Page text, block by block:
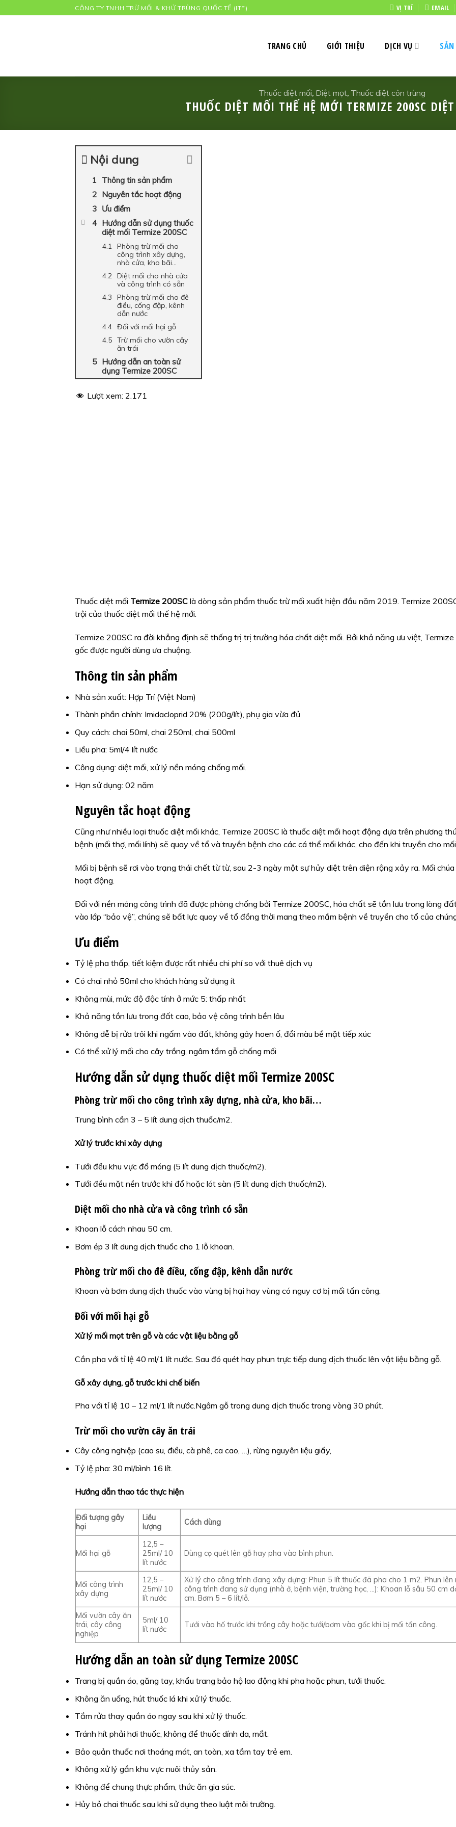
to
CÔNG TY TNHH TRỪ MỐI & KHỬ TRÙNG QUỐC TẾ (ITF) VỊ TRÍ EMAIL
TRANG CHỦ GIỚI THIỆU DỊCH VỤ
Thuốc diệt mối, Diệt mọt, Thuốc diệt côn trùng
THUỐC DIỆT MỐI THẾ HỆ MỚI TERMIZE 200SC
Nội dung
Thông tin sản phẩm
Nguyên tắc hoạt động
Ưu điểm
Hướng dẫn sử dụng thuốc
diệt mối Termize 200SC
Phòng trừ mối cho
công trình xây dựng,
nhà cửa, kho bãi…
Diệt mối cho nhà cửa
và công trình có sẵn
Phòng trừ mối cho đê
điều, cống đập, kênh
dẫn nước
Đối với mối hại gỗ
Trừ mối cho vườn cây
ăn trái
Hướng dẫn an toàn sử
dụng Termize 200SC
Lượt xem: 2.171
Thuốc diệt mối Termize 200SC là dòng sản phẩm thuốc trừ mối xuất hiện đầu năm 2019. Termize
trội của thuốc diệt mối thế hệ mới.
Termize 200SC ra đời khẳng định sẽ thống trị trị trường hóa chất diệt mối. Bởi khả năng ưu việt,
gốc được người dùng ưa chuộng.
Thông tin sản phẩm
Nhà sản xuất: Hợp Trí (Việt Nam)
Thành phần chính: Imidacloprid 20% (200g/lít), phụ gia vừa đủ
Quy cách: chai 50ml, chai 250ml, chai 500ml
Liều pha: 5ml/4 lít nước
Công dụng: diệt mối, xử lý nền móng chống mối.
Hạn sử dụng: 02 năm
Nguyên tắc hoạt động
Cũng như nhiều loại thuốc diệt mối khác, Termize 200SC là thuốc diệt mối hoạt động dựa trên phương
bệnh (mối thợ, mối lính) sẽ quay về tổ và truyền bệnh cho các cá thể mối khác, cho đến khi truyền cho
Mối bị bệnh sẽ rơi vào trạng thái chết từ từ, sau 2-3 ngày một sự hủy diệt trên diện rộng xảy ra. Mối
hoạt động.
Đối với nền móng công trình đã được phòng chống bởi Termize 200SC, hóa chất sẽ tồn lưu trong lòng
vào lớp “bảo vệ”, chúng sẽ bất lực quay về tổ đồng thời mang theo mầm bệnh về truyền cho tổ của
Ưu điểm
Tỷ lệ pha thấp, tiết kiệm được rất nhiều chi phí so với thuê dịch vụ
Có chai nhỏ 50ml cho khách hàng sử dụng ít
Không mùi, mức độ độc tính ở mức 5: thấp nhất
Khả năng tồn lưu trong đất cao, bảo vệ công trình bền lâu
Không dễ bị rửa trôi khi ngấm vào đất, không gây hoen ố, đổi màu bề mặt tiếp xúc
Có thể xử lý mối cho cây trồng, ngâm tẩm gỗ chống mối
Hướng dẫn sử dụng thuốc diệt mối Termize 200SC
Phòng trừ mối cho công trình xây dựng, nhà cửa, kho bãi…
Trung bình cần 3 – 5 lít dung dịch thuốc/m2.
Xử lý trước khi xây dựng
Tưới đều khu vực đổ móng (5 lít dung dịch thuốc/m2).
Tưới đều mặt nền trước khi đổ hoặc lót sàn (5 lít dung dịch thuốc/m2).
Diệt mối cho nhà cửa và công trình có sẵn
Khoan lỗ cách nhau 50 cm.
Bơm ép 3 lít dung dịch thuốc cho 1 lỗ khoan.
Phòng trừ mối cho đê điều, cống đập, kênh dẫn nước
Khoan và bơm dung dịch thuốc vào vùng bị hại hay vùng có nguy cơ bị mối tấn công.
Đối với mối hại gỗ
Xử lý mối mọt trên gỗ và các vật liệu bằng gỗ
Cần pha với tỉ lệ 40 ml/1 lít nước. Sau đó quét hay phun trực tiếp dung dịch thuốc lên vật liệu bằng gỗ.
Gỗ xây dựng, gỗ trước khi chế biến
Pha với tỉ lệ 10 – 12 ml/1 lít nước.Ngâm gỗ trong dung dịch thuốc trong vòng 30 phút.
Trừ mối cho vườn cây ăn trái
Cây công nghiệp (cao su, điều, cà phê, ca cao, …), rừng nguyên liệu giấy,
Tỷ lệ pha: 30 ml/bình 16 lít.
Hướng dẫn thao tác thực hiện
Đối tượng gây
hại
Liều
lượng
Cách dùng
Mối hại gỗ
12,5 –
25ml/ 10
lít nước
Dùng cọ quét lên gỗ hay pha vào bình phun.
Mối công trình
xây dựng
12,5 –
25ml/ 10
lít nước
Xử lý cho công trình đang xây dựng: Phun 5 lít thuốc đã pha cho 1 m2. Phun
công trình đang sử dụng (nhà ở, bệnh viện, trường học, …): Khoan lỗ sâu 50 cm
cm. Bơm 5 – 6 lít/lỗ.
Mối vườn cây ăn
trái, cây công
nghiệp
5ml/ 10
lít nước
Tưới vào hố trước khi trồng cây hoặc tưới/bơm vào gốc khi bị mối tấn công.
Hướng dẫn an toàn sử dụng Termize 200SC
Trang bị quần áo, găng tay, khẩu trang bảo hộ lao động khi pha hoặc phun, tưới thuốc.
Không ăn uống, hút thuốc lá khi xử lý thuốc.
Tắm rửa thay quần áo ngay sau khi xử lý thuốc.
Tránh hít phải hơi thuốc, không để thuốc dính da, mắt.
Bảo quản thuốc nơi thoáng mát, an toàn, xa tầm tay trẻ em.
Không xử lý gần khu vực nuôi thủy sản.
Không để chung thực phẩm, thức ăn gia súc.
Hủy bỏ chai thuốc sau khi sử dụng theo luật môi trường.